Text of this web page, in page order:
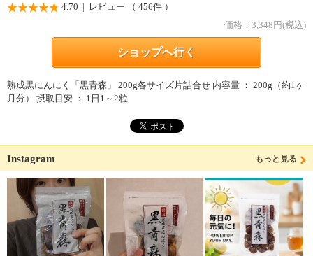
4.70 | レビュー （ 456件 ）
価格： 3,348 円(税込)
ショップへ行く
熟成黒にんにく「黒青森」 200g各サイズ片詰合せ 内容量 ： 200g（約1ヶ
月分） 摂取目安 ： 1日1～2粒
Instagram もっと見る